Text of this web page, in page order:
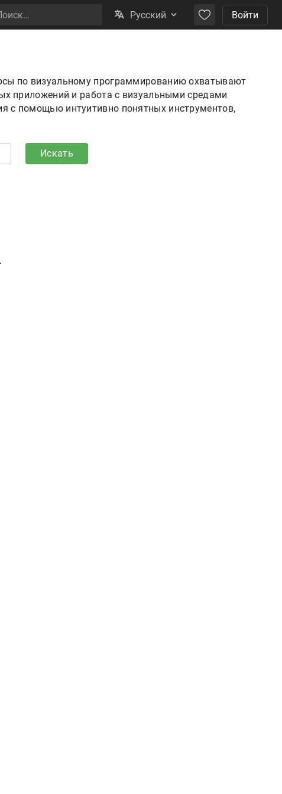
Русский Войти
по визуальному программированию охватывают
приложений и работа с визуальными средами
с помощью интуитивно понятных инструментов,
Искать